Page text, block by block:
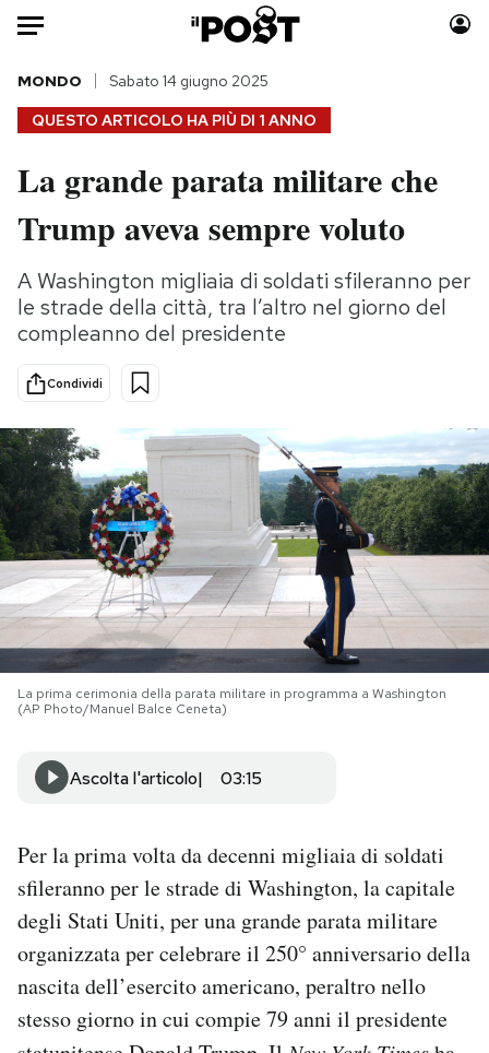
Auto
HOME
Italia
Politica
Tecnologia
Internet
Scienza
Cultura
Economia
Sport
Moda
Consumismi
Storie/Idee
Ok Boomer!
Media
Mondiali calcio 2026
PODCAST
NEWSLETTER
I MIEI PREFERITI
AREA PERSONALE
Area Personale
Newsletter
Notifiche mobile
Regala il Post
QUESTO ARTICOLO HA PIÙ DI 1 ANNO
MONDO Sabato 14 giugno 2025
La grande parata militare che
Trump aveva sempre voluto
A Washington migliaia di soldati sfileranno per
le strade della città, tra l’altro nel giorno del
compleanno del presidente
Condividi
La prima cerimonia della parata militare in programma a Washington
(AP Photo/Manuel Balce Ceneta)
Ascolta l'articolo 03:15
Per la prima volta da decenni migliaia di soldati
sfileranno per le strade di Washington, la capitale
degli Stati Uniti, per una grande parata militare
organizzata per celebrare il 250° anniversario della
nascita dell’esercito americano, peraltro nello
stesso giorno in cui compie 79 anni il presidente